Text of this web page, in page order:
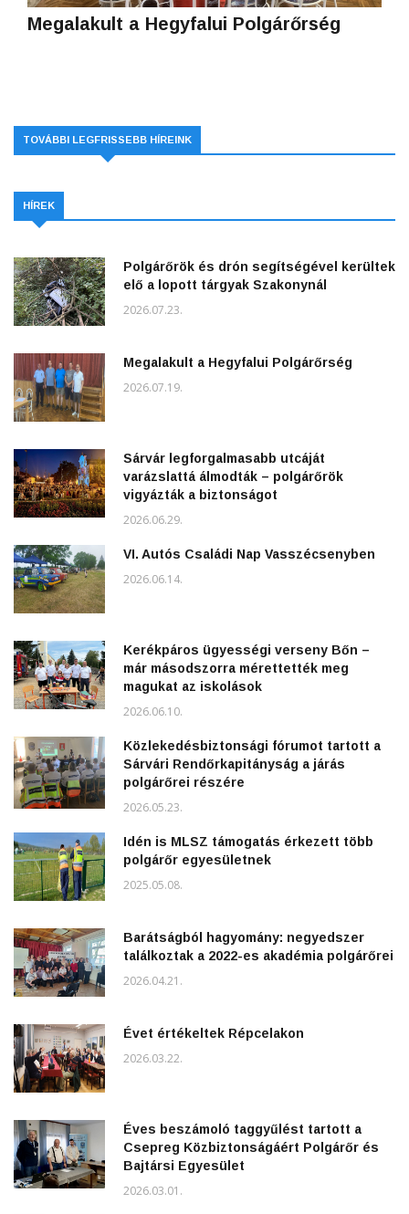
Megalakult a Hegyfalui Polgárőrség
TOVÁBBI LEGFRISSEBB HÍREINK
HÍREK
Polgárőrök és drón segítségével kerültek
elő a lopott tárgyak Szakonynál
2026.07.23.
Megalakult a Hegyfalui Polgárőrség
2026.07.19.
Sárvár legforgalmasabb utcáját
varázslattá álmodták – polgárőrök
vigyázták a biztonságot
2026.06.29.
VI. Autós Családi Nap Vasszécsenyben
2026.06.14.
Kerékpáros ügyességi verseny Bőn –
már másodszorra mérettették meg
magukat az iskolások
2026.06.10.
Közlekedésbiztonsági fórumot tartott a
Sárvári Rendőrkapitányság a járás
polgárőrei részére
2026.05.23.
Idén is MLSZ támogatás érkezett több
polgárőr egyesületnek
2025.05.08.
Barátságból hagyomány: negyedszer
találkoztak a 2022-es akadémia polgárőrei
2026.04.21.
Évet értékeltek Répcelakon
2026.03.22.
Éves beszámoló taggyűlést tartott a
Csepreg Közbiztonságáért Polgárőr és
Bajtársi Egyesület
2026.03.01.